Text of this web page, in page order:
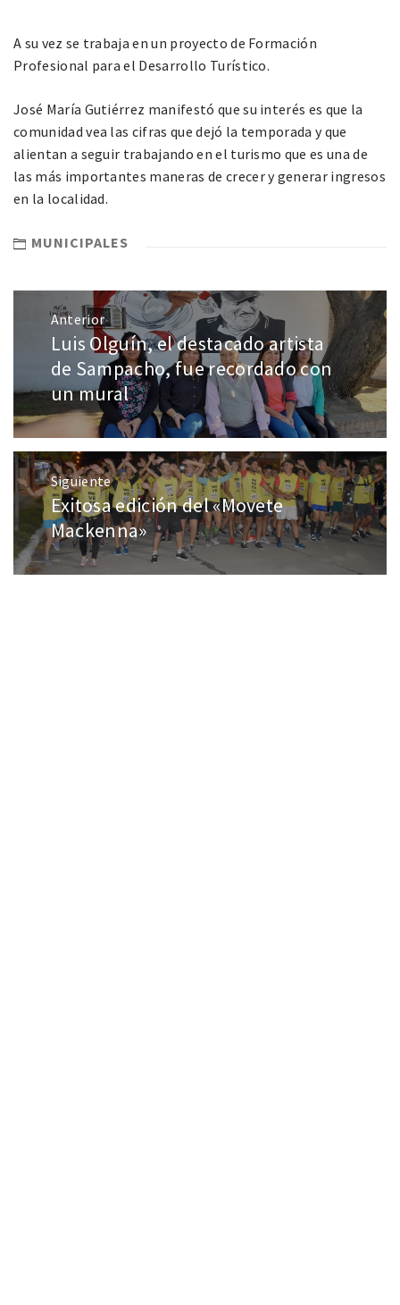
A su vez se trabaja en un proyecto de Formación
Profesional para el Desarrollo Turístico.
José María Gutiérrez manifestó que su interés es que la
comunidad vea las cifras que dejó la temporada y que
alientan a seguir trabajando en el turismo que es una de
las más importantes maneras de crecer y generar ingresos
en la localidad.
MUNICIPALES
Anterior
Luis Olguín, el destacado artista
de Sampacho, fue recordado con
un mural
Siguiente
Exitosa edición del «Movete
Mackenna»